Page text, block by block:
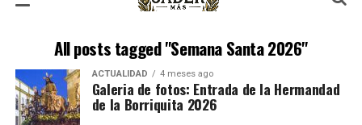
All posts tagged "Semana Santa 2026"
ACTUALIDAD 4 meses ago
Galeria de fotos: Entrada de la Hermandad
de la Borriquita 2026